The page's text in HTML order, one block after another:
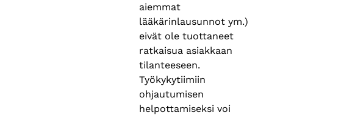
aiemmat
lääkärinlausunnot ym.)
eivät ole tuottaneet
ratkaisua asiakkaan
tilanteeseen.
Työkykytiimiin
ohjautumisen
helpottamiseksi voi